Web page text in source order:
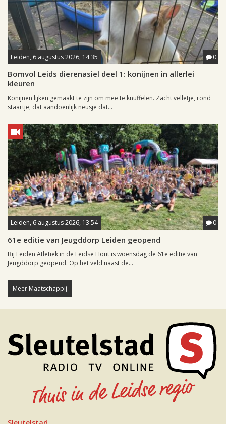
Leiden, 6 augustus 2026, 14:35 0
Bomvol Leids dierenasiel deel 1: konijnen in allerlei
kleuren
Konijnen lijken gemaakt te zijn om mee te knuffelen. Zacht velletje, rond
staartje, dat aandoenlijk neusje dat...
Leiden, 6 augustus 2026, 13:54 0
61e editie van Jeugddorp Leiden geopend
Bij Leiden Atletiek in de Leidse Hout is woensdag de 61e editie van
Jeugddorp geopend. Op het veld naast de...
Meer Maatschappij